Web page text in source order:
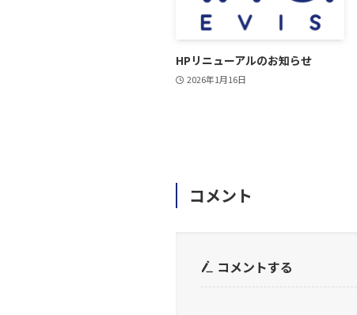
HPリニューアルのお知らせ
2026年1月16日
コメント
コメントする